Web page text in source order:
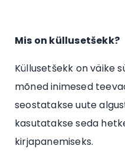
Mis on küllusetšekk?
Küllusetšekk on väike
mõned inimesed
seostatakse uute
kasutatakse seda
kirjapanemiseks.